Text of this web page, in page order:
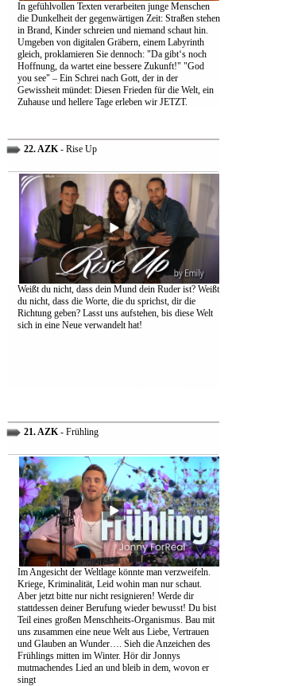
In gefühlvollen Texten verarbeiten junge Menschen
die Dunkelheit der gegenwärtigen Zeit: Straßen stehen
in Brand, Kinder schreien und niemand schaut hin.
Umgeben von digitalen Gräbern, einem Labyrinth
gleich, proklamieren Sie dennoch: "Da gibt‘s noch
Hoffnung, da wartet eine bessere Zukunft!" "God
you see" – Ein Schrei nach Gott, der in der
Gewissheit mündet: Diesen Frieden für die Welt, ein
Zuhause und hellere Tage erleben wir JETZT.
22. AZK- Rise Up
Weißt du nicht, dass dein Mund dein Ruder ist? Weißt
du nicht, dass die Worte, die du sprichst, dir die
Richtung geben? Lasst uns aufstehen, bis diese Welt
sich in eine Neue verwandelt hat!
21. AZK- Frühling
Im Angesicht der Weltlage könnte man verzweifeln.
Kriege, Kriminalität, Leid wohin man nur schaut.
Aber jetzt bitte nur nicht resignieren! Werde dir
stattdessen deiner Berufung wieder bewusst! Du bist
Teil eines großen Menschheits-Organismus. Bau mit
uns zusammen eine neue Welt aus Liebe, Vertrauen
und Glauben an Wunder…. Sieh die Anzeichen des
Frühlings mitten im Winter. Hör dir Jonnys
mutmachendes Lied an und bleib in dem, wovon er
singt